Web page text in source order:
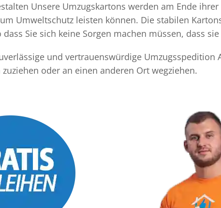
Unsere Umzugskartons werden am Ende
Umweltschutz leisten können. Die stabilen
Sie sich keine Sorgen machen müssen, dass
und vertrauenswürdige
oder an einen anderen Ort wegziehen.